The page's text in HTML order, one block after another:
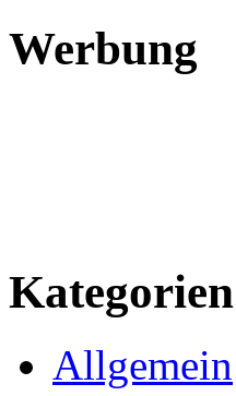
Werbung
Kategorien
Allgemein